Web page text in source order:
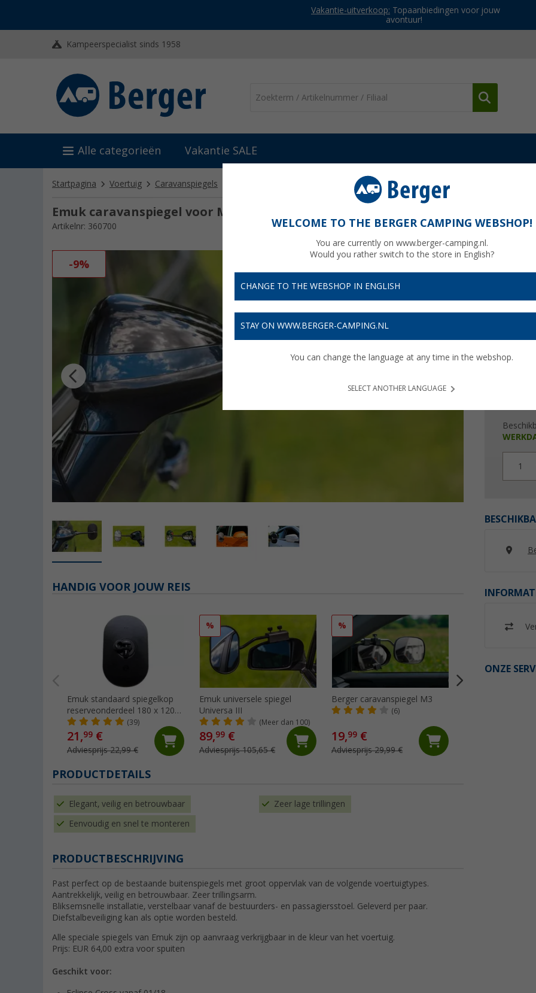
Vakantie-uitverkoop: Topaanbiedingen voor jouw
avontuur!
Kampeerspecialist sinds 1958
Alle categorieën Vakantie SALE
Startpagina Voertuig Caravanspiegels Voertuigspecifieke caravanspiegels Emuk caravanspiegel voor Mitsubishi
Emuk caravanspiegel voor Mitsubishi Eclipse Cross vanaf 01/18
Artikelnr: 360700
-9%
€
€
1
ONZE
HANDIG VOOR JOUW REIS
Emuk standaard spiegelkop
reserveonderdeel 180 x 120
mm
(39)
21,99 €
Adviesprijs 22,99 €
%
Emuk universele spiegel
Universa III
(Meer dan 100)
89,99 €
Adviesprijs 105,65 €
%
Berger caravanspiegel M3
(6)
19,99 €
Adviesprijs 29,99 €
PRODUCTDETAILS
Elegant, veilig en betrouwbaar Zeer lage trillingen
Eenvoudig en snel te monteren
PRODUCTBESCHRIJVING
Past perfect op de bestaande buitenspiegels met groot oppervlak van de volgende voertuigtypes.
Aantrekkelijk, veilig en betrouwbaar. Zeer trillingsarm.
Bliksemsnelle installatie, verstelbaar vanaf de bestuurders- en passagiersstoel. Geleverd per paar.
Diefstalbeveiliging kan als optie worden besteld.
Alle speciale spiegels van Emuk zijn op aanvraag verkrijgbaar in de kleur van het voertuig.
Prijs: EUR 64,00 extra voor spuiten
Geschikt voor:
WELCOME TO THE BERGER CAMPING WEBSHOP!
You are currently on www.berger-camping.nl.
Would you rather switch to the store in English?
CHANGE TO THE WEBSHOP IN ENGLISH
STAY ON WWW.BERGER-CAMPING.NL
You can change the language at any time in the webshop.
SELECT ANOTHER LANGUAGE